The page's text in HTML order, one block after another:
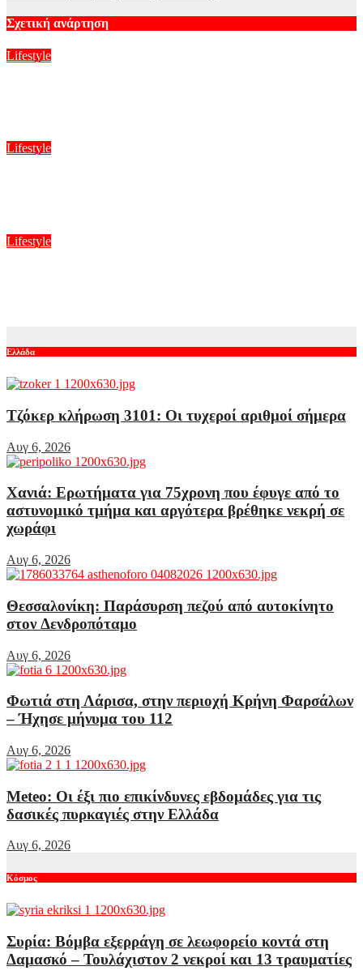
Σχετική ανάρτηση
Lifestyle
Lifestyle
Lifestyle
Ελλάδα
Τζόκερ κλήρωση 3101: Οι τυχεροί αριθμοί σήμερα
Αυγ 6, 2026
Χανιά: Ερωτήματα για 75χρονη που έφυγε από το
αστυνομικό τμήμα και αργότερα βρέθηκε νεκρή σε
χωράφι
Αυγ 6, 2026
Θεσσαλονίκη: Παράσυρση πεζού από αυτοκίνητο
στον Δενδροπόταμο
Αυγ 6, 2026
Φωτιά στη Λάρισα, στην περιοχή Κρήνη Φαρσάλων
– Ήχησε μήνυμα του 112
Αυγ 6, 2026
Meteo: Οι έξι πιο επικίνδυνες εβδομάδες για τις
δασικές πυρκαγιές στην Ελλάδα
Αυγ 6, 2026
Κόσμος
Συρία: Βόμβα εξερράγη σε λεωφορείο κοντά στη
Δαμασκό – Τουλάχιστον 2 νεκροί και 13 τραυματίες